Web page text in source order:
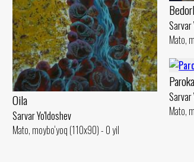
Oila
Sarvar Yo'ldoshev
Mato, moybo‘yoq (110x90) - 0 yil
Sarvar
Mato,
Sarvar
Mato,